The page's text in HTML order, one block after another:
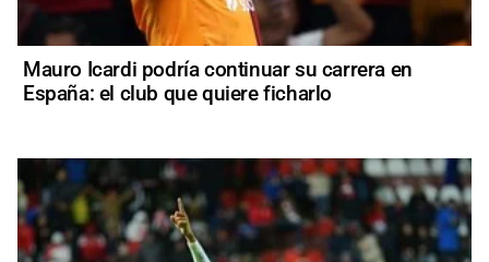
Mauro Icardi podría continuar su carrera en
España: el club que quiere ficharlo